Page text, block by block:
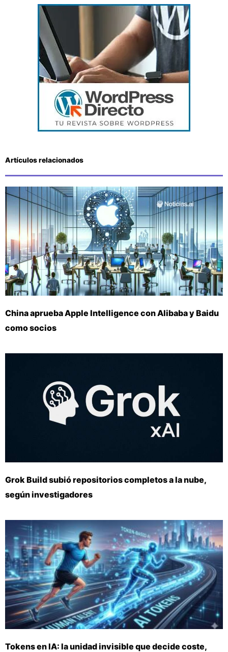
Artículos relacionados
China aprueba Apple Intelligence con Alibaba y Baidu
como socios
Grok Build subió repositorios completos a la nube,
según investigadores
Tokens en IA: la unidad invisible que decide coste,